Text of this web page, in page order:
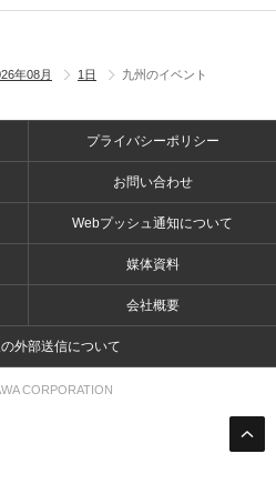
年08月 1日 九州のイベント
プライバシーポリシー
お問い合わせ
Webプッシュ通知について
媒体資料
会社概要
外部送信について
CORPORATION